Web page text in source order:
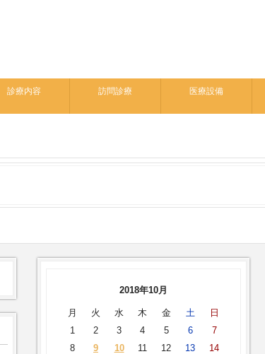
診療内容 訪問診療 医療設備
2018年10月
月 火 水 木 金 土 日
1 2 3 4 5 6
7
8
9 10 11 12 13
14